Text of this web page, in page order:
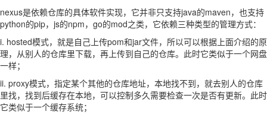
nexus是依赖仓库的具体软件实现，它并非只支持java的maven，也支持
python的pip，js的npm，go的mod之类，它依赖三种类型的管理方式：
i. hosted模式，就是自己上传pom和jar文件，所以可以根据上面介绍的原
理，从别人的仓库里下载，再上传到自己的仓库。此时它类似于一个网盘
一样；
ii. proxy模式，指定某个其他的仓库地址，本地找不到，就去别人的仓库
里找，找到后缓存在本地，可以控制多久需要检查一次是否有更新。此时
它类似于一个缓存系统；